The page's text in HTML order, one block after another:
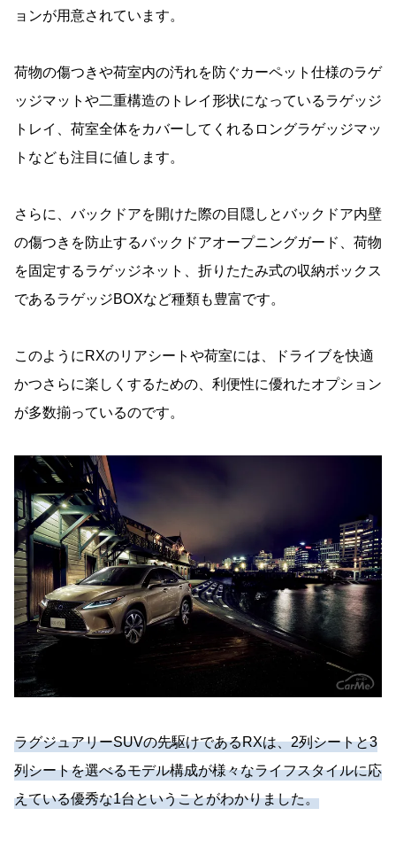
ョンが用意されています。
荷物の傷つきや荷室内の汚れを防ぐカーペット仕様のラゲ
ッジマットや二重構造のトレイ形状になっているラゲッジ
トレイ、荷室全体をカバーしてくれるロングラゲッジマッ
トなども注目に値します。
さらに、バックドアを開けた際の目隠しとバックドア内壁
の傷つきを防止するバックドアオープニングガード、荷物
を固定するラゲッジネット、折りたたみ式の収納ボックス
であるラゲッジBOXなど種類も豊富です。
このようにRXのリアシートや荷室には、ドライブを快適
かつさらに楽しくするための、利便性に優れたオプション
が多数揃っているのです。
ラグジュアリーSUVの先駆けであるRXは、2列シートと3
列シートを選べるモデル構成が様々なライフスタイルに応
えている優秀な1台ということがわかりました。